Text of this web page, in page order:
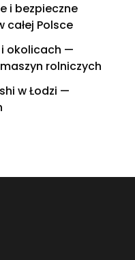
i bezpieczne
całej Polsce
i okolicach —
rolniczych
w Łodzi —